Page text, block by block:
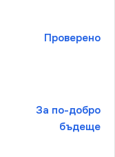
Проверено
За по-добро
бъдеще